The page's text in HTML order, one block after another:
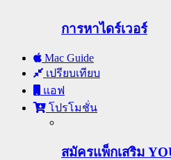
การหาไดร์เวอร์
Mac Guide
เปรียบเทียบ
แอฟ
โปรโมชั่น
สมัครแพ็กเสริม